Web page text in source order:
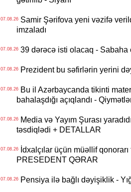
07.08.26Samir Şərifova yeni vəzifə
imzaladı
07.08.2639 dərəcə isti olacaq - Sabaha
07.08.26Prezident bu səfirlərin yerini
07.08.26Bu il Azərbaycanda tikinti
bahalaşdığı açıqlandı -
07.08.26Media və Yayım Şurası
təsdiqlədi + DETALLAR
07.08.26İdxalçılar üçün müəllif
PRESEDENT QƏRAR
07.08.26Pensiya ilə bağlı dəyişiklik -